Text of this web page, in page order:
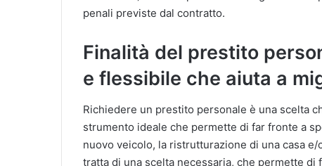
penali previste dal contratto.
Finalità del prestito
e flessibile che aiuta a
Richiedere un prestito personale è una scelta
strumento ideale che permette di far fronte a
nuovo veicolo, la ristrutturazione di una casa
tratta di una scelta necessaria, che permette